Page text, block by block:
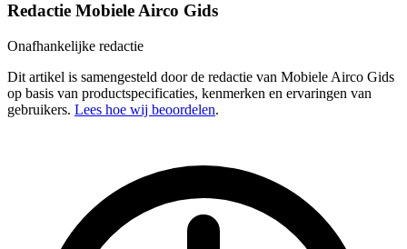
Redactie Mobiele Airco Gids
Onafhankelijke redactie
Dit artikel is samengesteld door de redactie van Mobiele Airco Gids
op basis van productspecificaties, kenmerken en ervaringen van
gebruikers. Lees hoe wij beoordelen.